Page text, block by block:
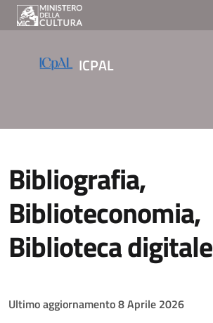
ICPAL
Bibliografia,
Biblioteconomia,
Biblioteca digitale
Ultimo aggiornamento 8 Aprile 2026